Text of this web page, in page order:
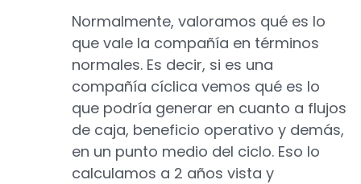
Normalmente, valoramos qué es lo
que vale la compañía en términos
normales. Es decir, si es una
compañía cíclica vemos qué es lo
que podría generar en cuanto a flujos
de caja, beneficio operativo y demás,
en un punto medio del ciclo. Eso lo
calculamos a 2 años vista y